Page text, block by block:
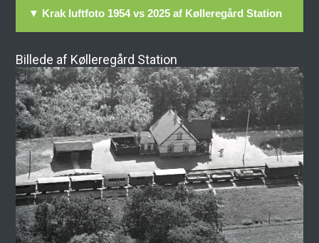
▼ Krak luftfoto 1954 vs 2025 af Kølleregård Station
Billede af Kølleregård Station